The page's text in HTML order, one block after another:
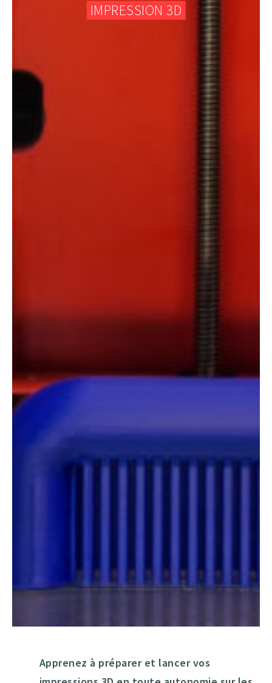
IMPRESSION 3D
Apprenez à préparer et lancer vos